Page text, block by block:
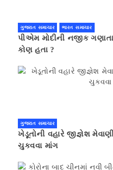
ગુજરાત સમાચાર ભારત સમાચાર
પીએમ મોદીની નજીક
કોણ હતા ?
ગુજરાત સમાચાર
ખેડૂતોની વહારે જીજ્ઞેશ
ચુકવવા માંગ